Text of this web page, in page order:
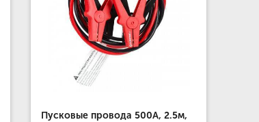
Пусковые провода 500А, 2.5м,